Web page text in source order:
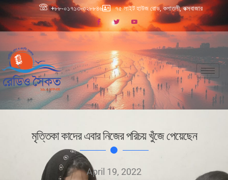
+৮৮-০১৭১৩-৩২৮৮৪৬ ৭৫ লাইট হাউজ রোড, কলাতলী, কক্সবাজার
মৃত্তিকা কাদের এবার নিজের পরিচয় খুঁজে পেয়েছেন
April 19, 2022